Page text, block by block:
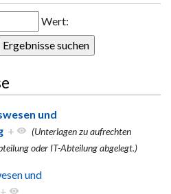
Wert:
und
+
(Unterlagen zu aufrechten
oder IT-Abteilung abgelegt.)
und
+